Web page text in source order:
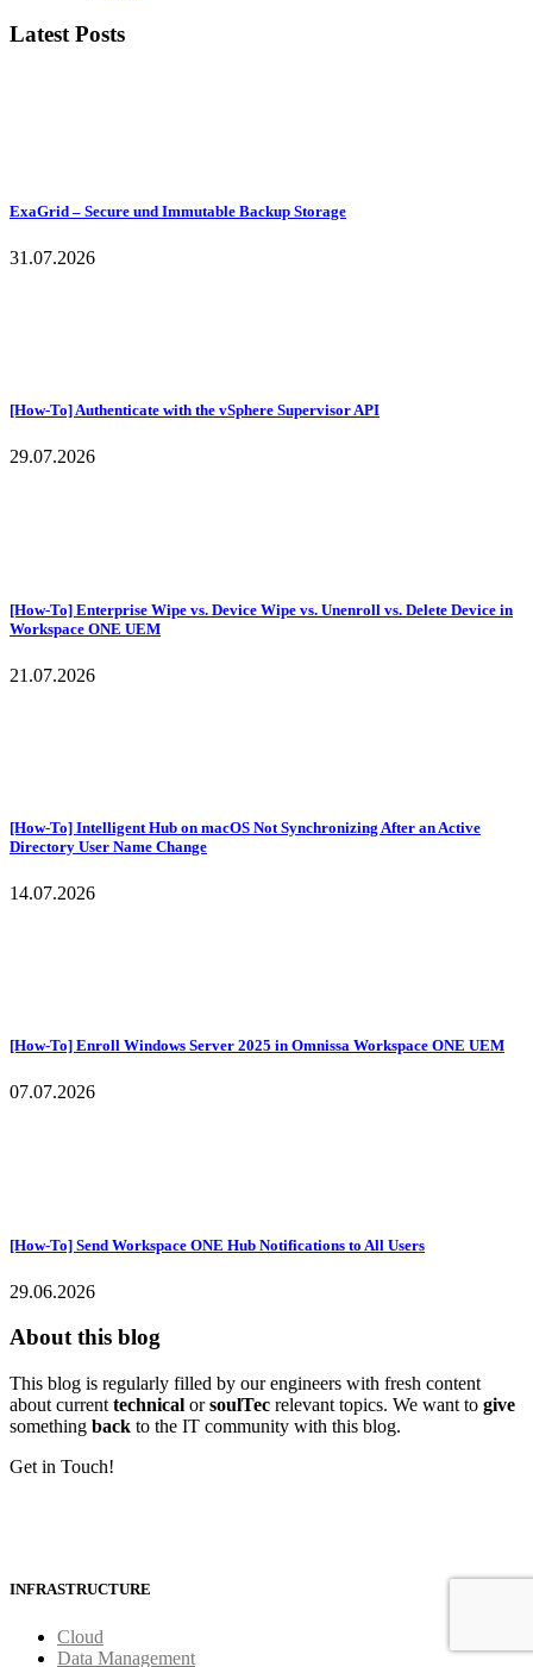
Latest Posts
ExaGrid – Secure und Immutable Backup Storage
31.07.2026
[How-To] Authenticate with the vSphere Supervisor API
29.07.2026
[How-To] Enterprise Wipe vs. Device Wipe vs. Unenroll vs. Delete Device in
Workspace ONE UEM
21.07.2026
[How-To] Intelligent Hub on macOS Not Synchronizing After an Active
Directory User Name Change
14.07.2026
[How-To] Enroll Windows Server 2025 in Omnissa Workspace ONE UEM
07.07.2026
[How-To] Send Workspace ONE Hub Notifications to All Users
29.06.2026
About this blog
This blog is regularly filled by our engineers with fresh content
about current technical orsoulTec relevant topics. We want to give
something back to the IT community with this blog.
Get in Touch!
INFRASTRUCTURE
Cloud
Data Management